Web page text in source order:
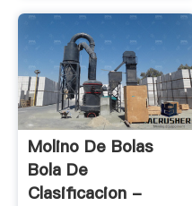
Molino De Bolas
Bola De
Clasificacion -